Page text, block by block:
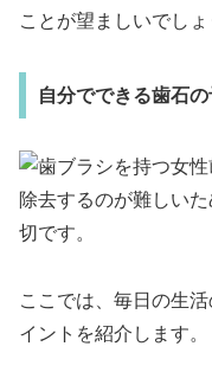
ことが望ましいでしょ
自分でできる歯石
除去するのが難しい
切です。
ここでは、毎日の生
イントを紹介します。